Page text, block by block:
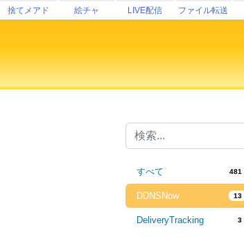
捨てメアド 絵チャ LIVE配信 ファイル転送
すべて 481
DDNSNow 13
DeliveryTracking 3